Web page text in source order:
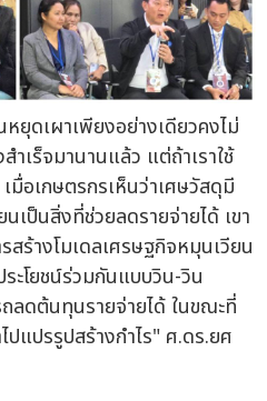
ยุดเผาเพียงอย่างเดียวคงไม่
ำเร็จมานานแล้ว แต่ถ้าเราใช้
มื่อเกษตรกรเห็นว่าเศษวัสดุมี
เป็นสิ่งที่ช่วยลดรายจ่ายได้ เขา
สร้างโมเดลเศรษฐกิจหมุนเวียน
โยชน์ร่วมกันแบบวิน-วิน
ลดต้นทุนรายจ่ายได้ ในขณะที่
แปรรูปสร้างกำไร" ศ.ดร.ยศ